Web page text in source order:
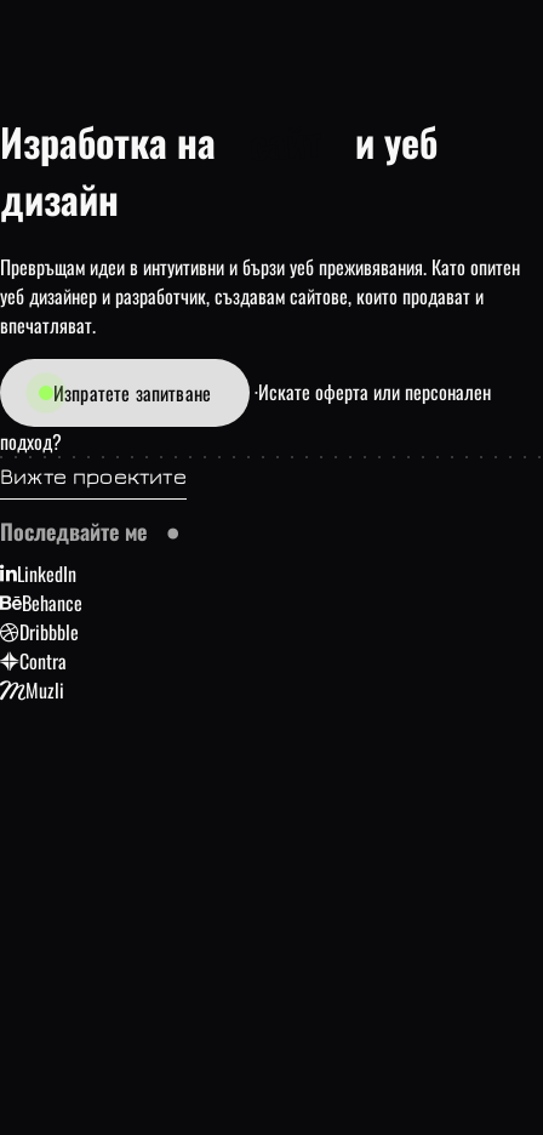
Изработка на
и уеб
дизайн
Превръщам идеи в интуитивни и бързи уеб преживявания. Като опитен
уеб дизайнер и разработчик, създавам сайтове, които продават и
впечатляват.
Изпратете запитване ·Искате оферта или персонален
подход?
Вижте проектите
Последвайте ме
LinkedIn
Behance
Dribbble
Contra
Muzli